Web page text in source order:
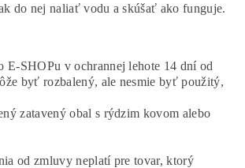
do nej naliať vodu a skúšať ako funguje.
E-SHOPu v ochrannej lehote 14 dní od
byť rozbalený, ale nesmie byť použitý,
zatavený obal s rýdzim kovom alebo
od zmluvy neplatí pre tovar, ktorý